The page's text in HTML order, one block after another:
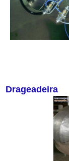
Drageadeira